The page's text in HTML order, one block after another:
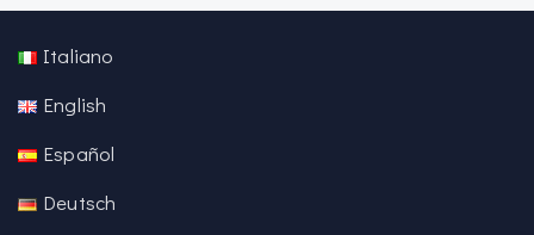
Italiano
English
Español
Deutsch